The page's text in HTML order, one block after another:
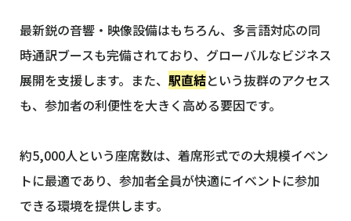
最新鋭の音響・映像設備はもちろん、多言語対応の同
時通訳ブースも完備されており、グローバルなビジネス
展開を支援します。また、 駅直結という抜群のアクセス
も、参加者の利便性を大きく高める要因です。
約5,000人という座席数は、着席形式での大規模イベン
トに最適であり、参加者全員が快適にイベントに参加
できる環境を提供します。